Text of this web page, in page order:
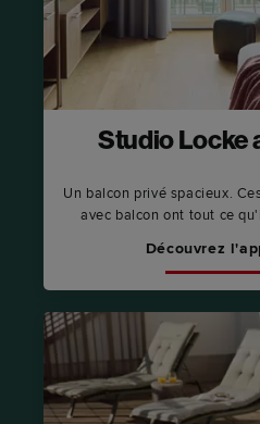
Studio Locke
Un balcon privé spacieux.
avec balcon ont tout ce
Découvrez